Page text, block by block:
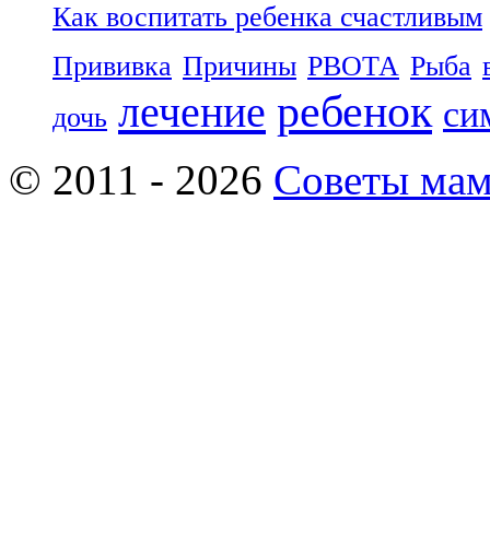
Как воспитать ребенка счастливым
Прививка Причины РВОТА Рыба
дочь лечение ребенок
© 2011 - 2026 Советы